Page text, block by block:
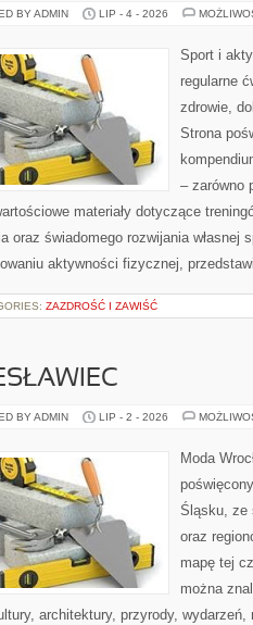
BY ADMIN LIP - 4 - 2026
Sport i
regularne
zdrowie,
Strona
– zarówno
materiały dotyczące
oraz świadomego rozwijania własnej
aktywności fizycznej,
ZAZDROŚĆ I ZAWIŚĆ
BY ADMIN LIP - 2 - 2026
Moda
Śląsku, ze
oraz
mapę tej
można
architektury, przyrody,